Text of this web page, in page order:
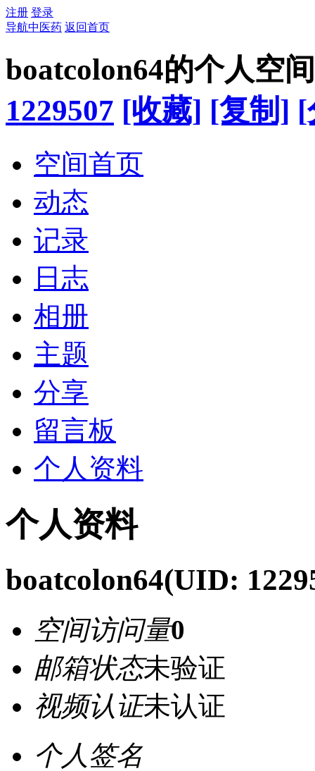
注册 登录
导航中医药 返回首页
boatcolon64的个人空间
1229507 [收藏] [复制] [
空间首页
动态
记录
日志
相册
主题
分享
留言板
个人资料
个人资料
boatcolon64(UID:
空间访问量0
邮箱状态未验证
视频认证未认证
个人签名